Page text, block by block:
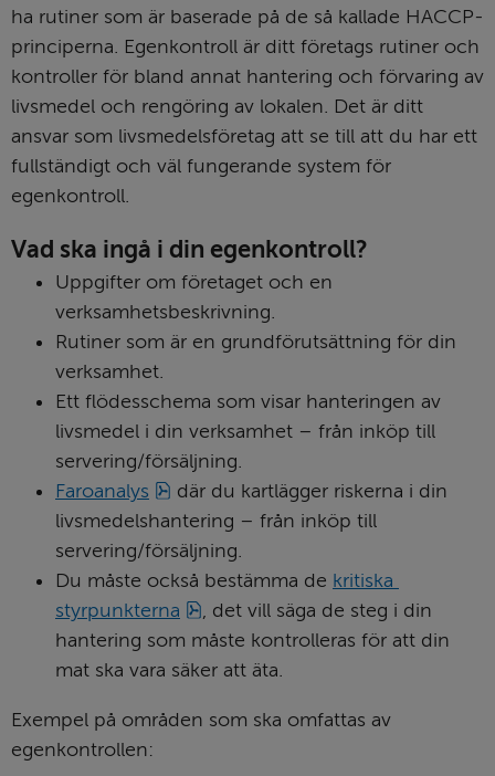
ha rutiner som är baserade på de så kallade HACCP-
principerna. Egenkontroll är ditt företags rutiner och
kontroller för bland annat hantering och förvaring av
livsmedel och rengöring av lokalen. Det är ditt
ansvar som livsmedelsföretag att se till att du har ett
fullständigt och väl fungerande system för
egenkontroll.
Vad ska ingå i din egenkontroll?
Uppgifter om företaget och en
verksamhetsbeskrivning.
Rutiner som är en grundförutsättning för din
verksamhet.
Ett flödesschema som visar hanteringen av
livsmedel i din verksamhet – från inköp till
servering/försäljning.
Faroanalys
pdf, 1 MB.
där du kartlägger riskerna i din
livsmedelshantering – från inköp till
servering/försäljning.
Du måste också bestämma de kritiska
styrpunkterna
pdf, 560 kB.
, det vill säga de steg i din
hantering som måste kontrolleras för att din
mat ska vara säker att äta.
Exempel på områden som ska omfattas av
egenkontrollen: